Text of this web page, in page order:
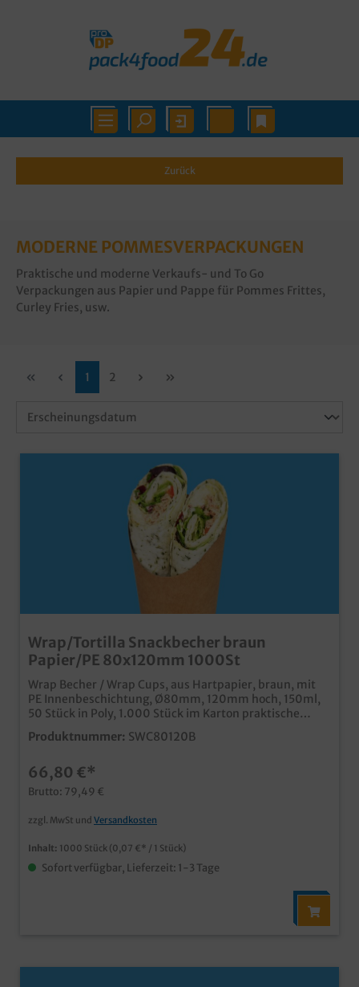
Zurück
MODERNE POMMESVERPACKUNGEN
Praktische und moderne Verkaufs- und To Go
Verpackungen aus Papier und Pappe für Pommes Frittes,
Curley Fries, usw.
1 2
Wrap/Tortilla Snackbecher braun
Papier/PE 80x120mm 1000St
Wrap Becher / Wrap Cups, aus Hartpapier, braun, mit
PE Innenbeschichtung, Ø80mm, 120mm hoch, 150ml,
50 Stück in Poly, 1.000 Stück im Karton praktische
Verpackung für Wraps, Tortillas, Crepes, Tacos, o.ä.
ideal für Verkauf und Präsentation in Imbiss, Tankshop,
FettdichtigkeitPapier aus zertifizierter Forstwirtschaft
auch individuell bedruckbar, fragen Sie einfach unseren
Kundenservice
Produktnummer: SWC80120B
66,80 €*
Brutto: 79,49 €
zzgl. MwSt und Versandkosten
Inhalt: 1000 Stück (0,07 €* / 1 Stück)
Sofort verfügbar, Lieferzeit: 1-3 Tage